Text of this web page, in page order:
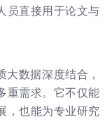
员直接用于论文与
大数据深度结合，
重需求。它不仅能
，也能为专业研究